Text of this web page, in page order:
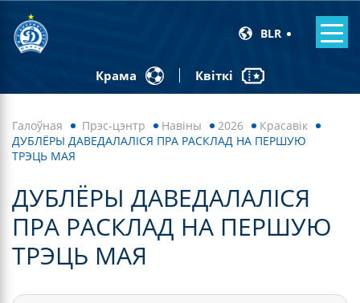
BLR
Крама Квіткі
Галоўная Прэс-цэнтр Навiны 2026
Красавік
ДУБЛЁРЫ ДАВЕДАЛАЛІСЯ ПРА РАСКЛАД НА ПЕРШУЮ
ТРЭЦЬ МАЯ
ДУБЛЁРЫ ДАВЕДАЛАЛІСЯ
ПРА РАСКЛАД НА ПЕРШУЮ
ТРЭЦЬ МАЯ